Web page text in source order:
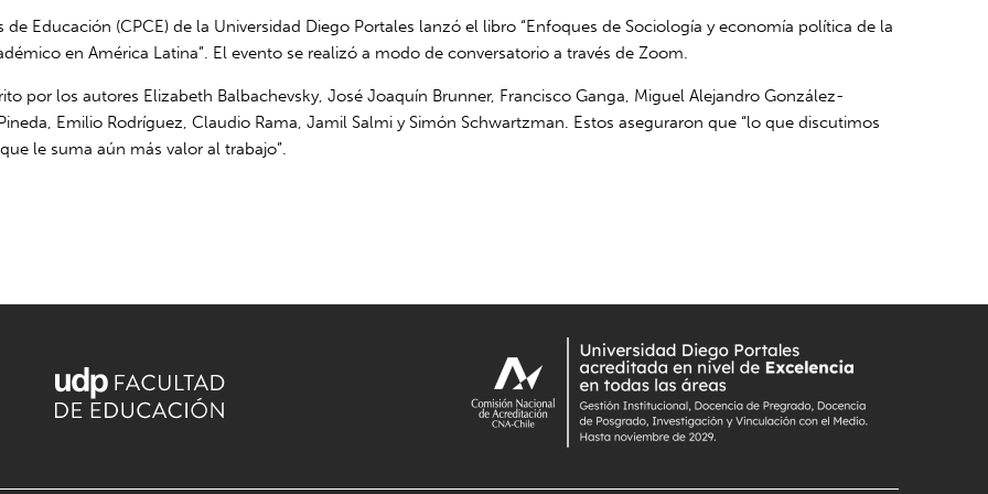
Educación (CPCE) de la Universidad Diego Portales lanzó el libro “Enfoques de Sociología y economía política de la
en América Latina”. El evento se realizó a modo de conversatorio a través de Zoom.
por los autores Elizabeth Balbachevsky, José Joaquín Brunner, Francisco Ganga, Miguel Alejandro González-
Emilio Rodríguez, Claudio Rama, Jamil Salmi y Simón Schwartzman. Estos aseguraron que “lo que discutimos
le suma aún más valor al trabajo”.